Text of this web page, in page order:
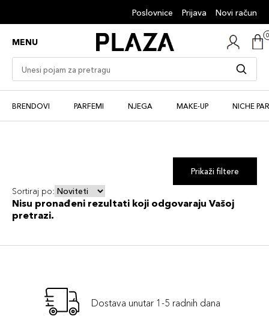
Poslovnice Prijava Novi račun
MENU
BRENDOVI PARFEMI NJEGA MAKE-UP NICHE
Prikaži filtere
Sortiraj po:
Nisu pronađeni rezultati koji odgovaraju Vašoj
pretrazi.
Dostava unutar 1-5 radnih dana